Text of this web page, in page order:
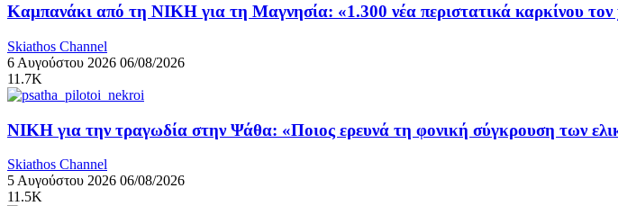
Καμπανάκι από τη ΝΙΚΗ για τη Μαγνησία: «1.300 νέα περιστατικά καρκίνου τον
Skiathos Channel
6 Αυγούστου 2026 06/08/2026
11.7K
ΝΙΚΗ για την τραγωδία στην Ψάθα: «Ποιος ερευνά τη φονική σύγκρουση των
Skiathos Channel
5 Αυγούστου 2026 06/08/2026
11.5K